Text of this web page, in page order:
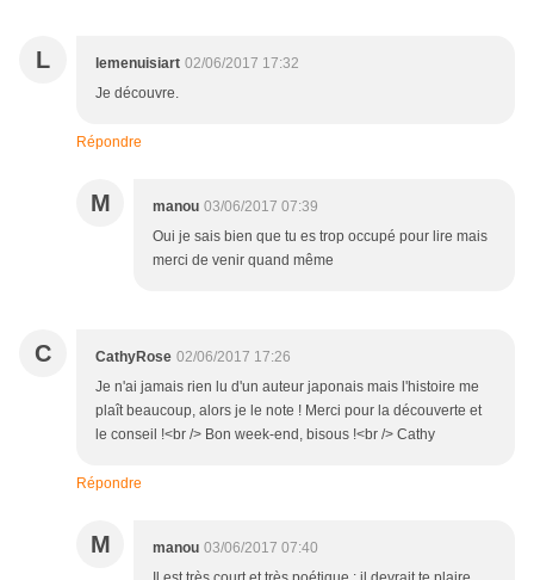
L lemenuisiart 02/06/2017 17:32
Je découvre.
Répondre
M manou 03/06/2017 07:39
Oui je sais bien que tu es trop occupé pour lire mais
merci de venir quand même
C CathyRose 02/06/2017 17:26
Je n'ai jamais rien lu d'un auteur japonais mais l'histoire me
plaît beaucoup, alors je le note ! Merci pour la découverte et
le conseil !<br /> Bon week-end, bisous !<br /> Cathy
Répondre
M manou 03/06/2017 07:40